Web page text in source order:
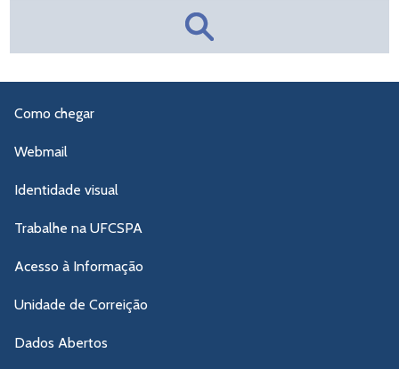
Como chegar
Webmail
Identidade visual
Trabalhe na UFCSPA
Acesso à Informação
Unidade de Correição
Dados Abertos